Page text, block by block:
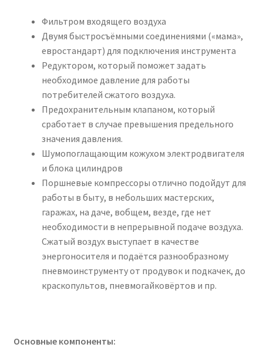
Фильтром входящего воздуха
Двумя быстросъёмными соединениями («мама»,
евростандарт) для подключения инструмента
Редуктором, который поможет задать
необходимое давление для работы
потребителей сжатого воздуха.
Предохранительным клапаном, который
сработает в случае превышения предельного
значения давления.
Шумопоглащающим кожухом электродвигателя
и блока цилиндров
Поршневые компрессоры отлично подойдут для
работы в быту, в небольших мастерских,
гаражах, на даче, вобщем, везде, где нет
необходимости в непрерывной подаче воздуха.
Сжатый воздух выступает в качестве
энергоносителя и подаётся разнообразному
пневмоинструменту от продувок и подкачек, до
краскопультов, пневмогайковёртов и пр.
Основные компоненты: